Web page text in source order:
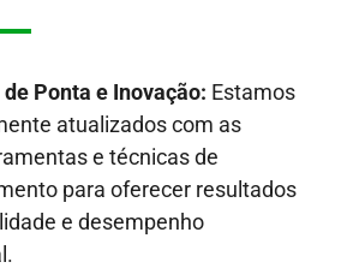
Ponta e Inovação: Estamos
atualizados com as
e técnicas de
para oferecer resultados
e desempenho